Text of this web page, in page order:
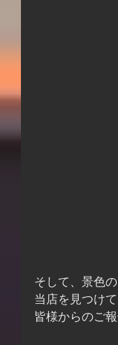
そして、景色
当店を見つけ
皆様からのご